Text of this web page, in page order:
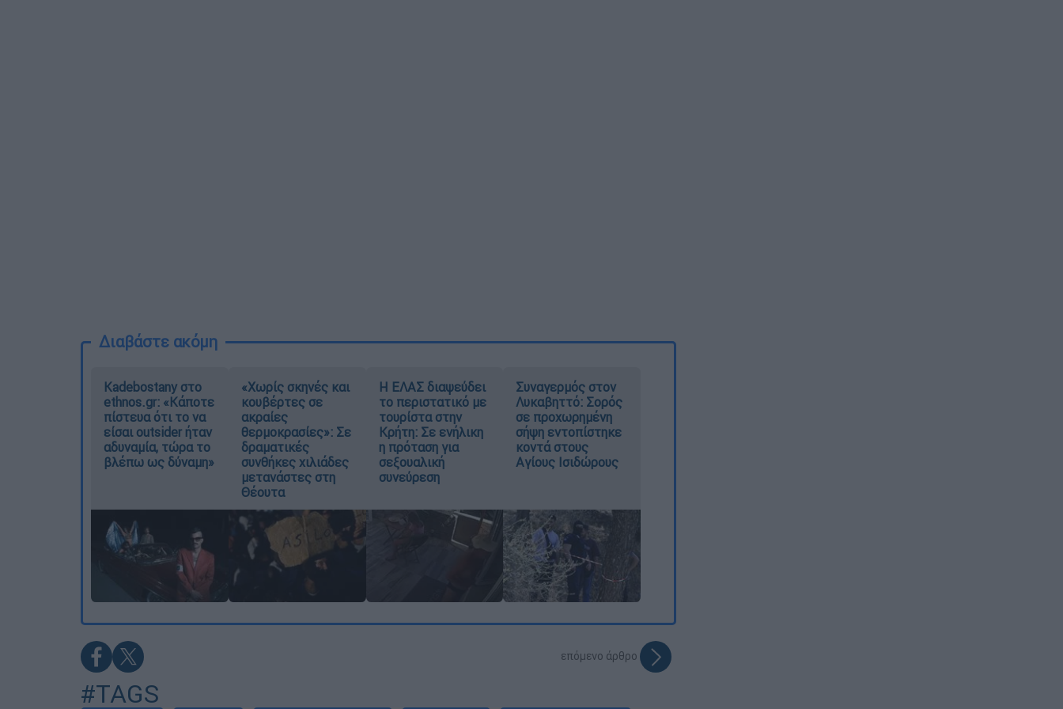
Διαβάστε ακόμη
Kadebostany στο
ethnos.gr: «Κάποτε
πίστευα ότι το να
είσαι outsider ήταν
αδυναμία, τώρα το
βλέπω ως δύναμη»
«Χωρίς σκηνές και
κουβέρτες σε
ακραίες
θερμοκρασίες»: Σε
δραματικές
συνθήκες χιλιάδες
μετανάστες στη
Θέουτα
Η ΕΛΑΣ διαψεύδει
το περιστατικό με
τουρίστα στην
Κρήτη: Σε ενήλικη
η πρόταση για
σεξουαλική
συνεύρεση
Συναγερμός στον
Λυκαβηττό: Σορός
σε προχωρημένη
σήψη εντοπίστηκε
κοντά στους
Αγίους Ισιδώρους
επόμενο άρθρο
#TAGS